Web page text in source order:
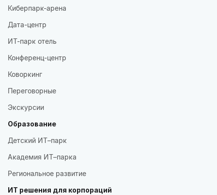
Киберпарк-арена
Дата-центр
ИТ-парк отель
Конференц-центр
Коворкинг
Переговорные
Экскурсии
Образование
Детский ИТ–парк
Академия ИТ–парка
Региональное развитие
ИТ решения для корпораций